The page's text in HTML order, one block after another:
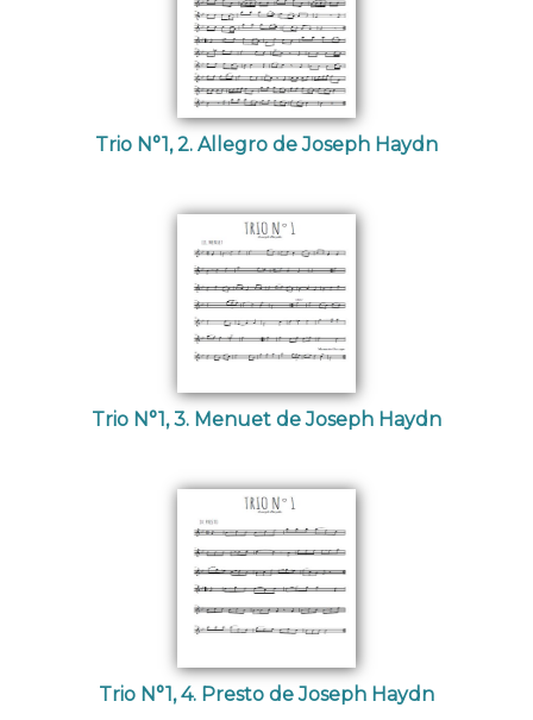
Trio N°1, 2. Allegro de Joseph Haydn
Trio N°1, 3. Menuet de Joseph Haydn
Trio N°1, 4. Presto de Joseph Haydn